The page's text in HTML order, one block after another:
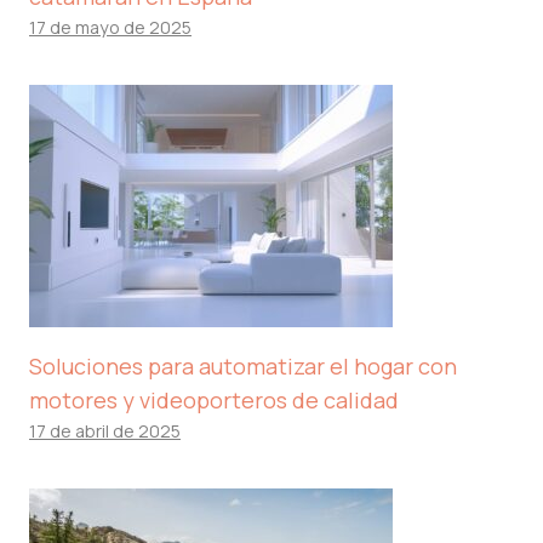
17 de mayo de 2025
Soluciones para automatizar el hogar con
motores y videoporteros de calidad
17 de abril de 2025